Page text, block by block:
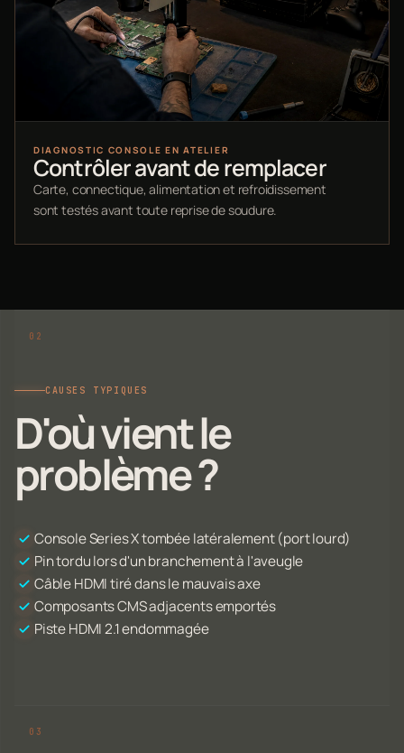
DIAGNOSTIC CONSOLE EN ATELIER
Contrôler avant de remplacer
Carte, connectique, alimentation et refroidissement
sont testés avant toute reprise de soudure.
CAUSES TYPIQUES
D'où vient le
problème ?
Console Series X tombée latéralement (port lourd)
Pin tordu lors d'un branchement à l'aveugle
Câble HDMI tiré dans le mauvais axe
Composants CMS adjacents emportés
Piste HDMI 2.1 endommagée